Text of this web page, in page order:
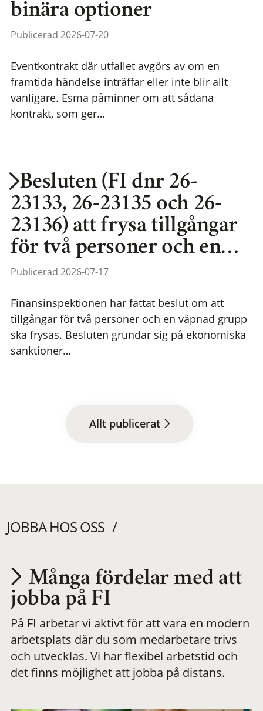
binära optioner
Publicerad 2026-07-20
Eventkontrakt där utfallet avgörs av om en
framtida händelse inträffar eller inte blir allt
vanligare. Esma påminner om att sådana
kontrakt, som ger…
Besluten (FI dnr 26-
23133, 26-23135 och 26-
23136) att frysa tillgångar
för två personer och en…
Publicerad 2026-07-17
Finansinspektionen har fattat beslut om att
tillgångar för två personer och en väpnad grupp
ska frysas. Besluten grundar sig på ekonomiska
sanktioner…
Allt publicerat
JOBBA HOS OSS
Utvecklas på en
meningsfull och
flexibel
Många fördelar med att
jobba på FI
På FI arbetar vi aktivt för att vara en modern
arbetsplats där du som medarbetare trivs
och utvecklas. Vi har flexibel arbetstid och
det finns möjlighet att jobba på distans.